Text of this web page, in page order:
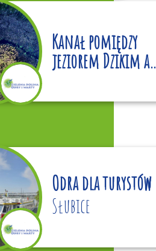
Kanał pomiędzy
jeziorem Dzikim a
Odra dla turystów
Słubice